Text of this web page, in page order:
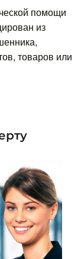
помощи
из
товаров или